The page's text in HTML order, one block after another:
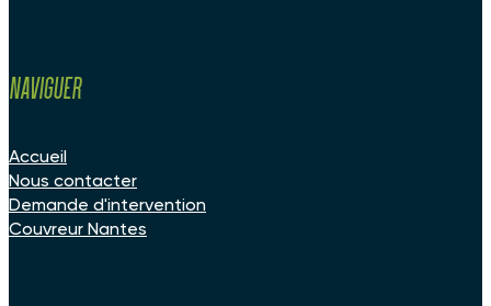
Naviguer
Accueil
Nous contacter
Demande d'intervention
Couvreur Nantes